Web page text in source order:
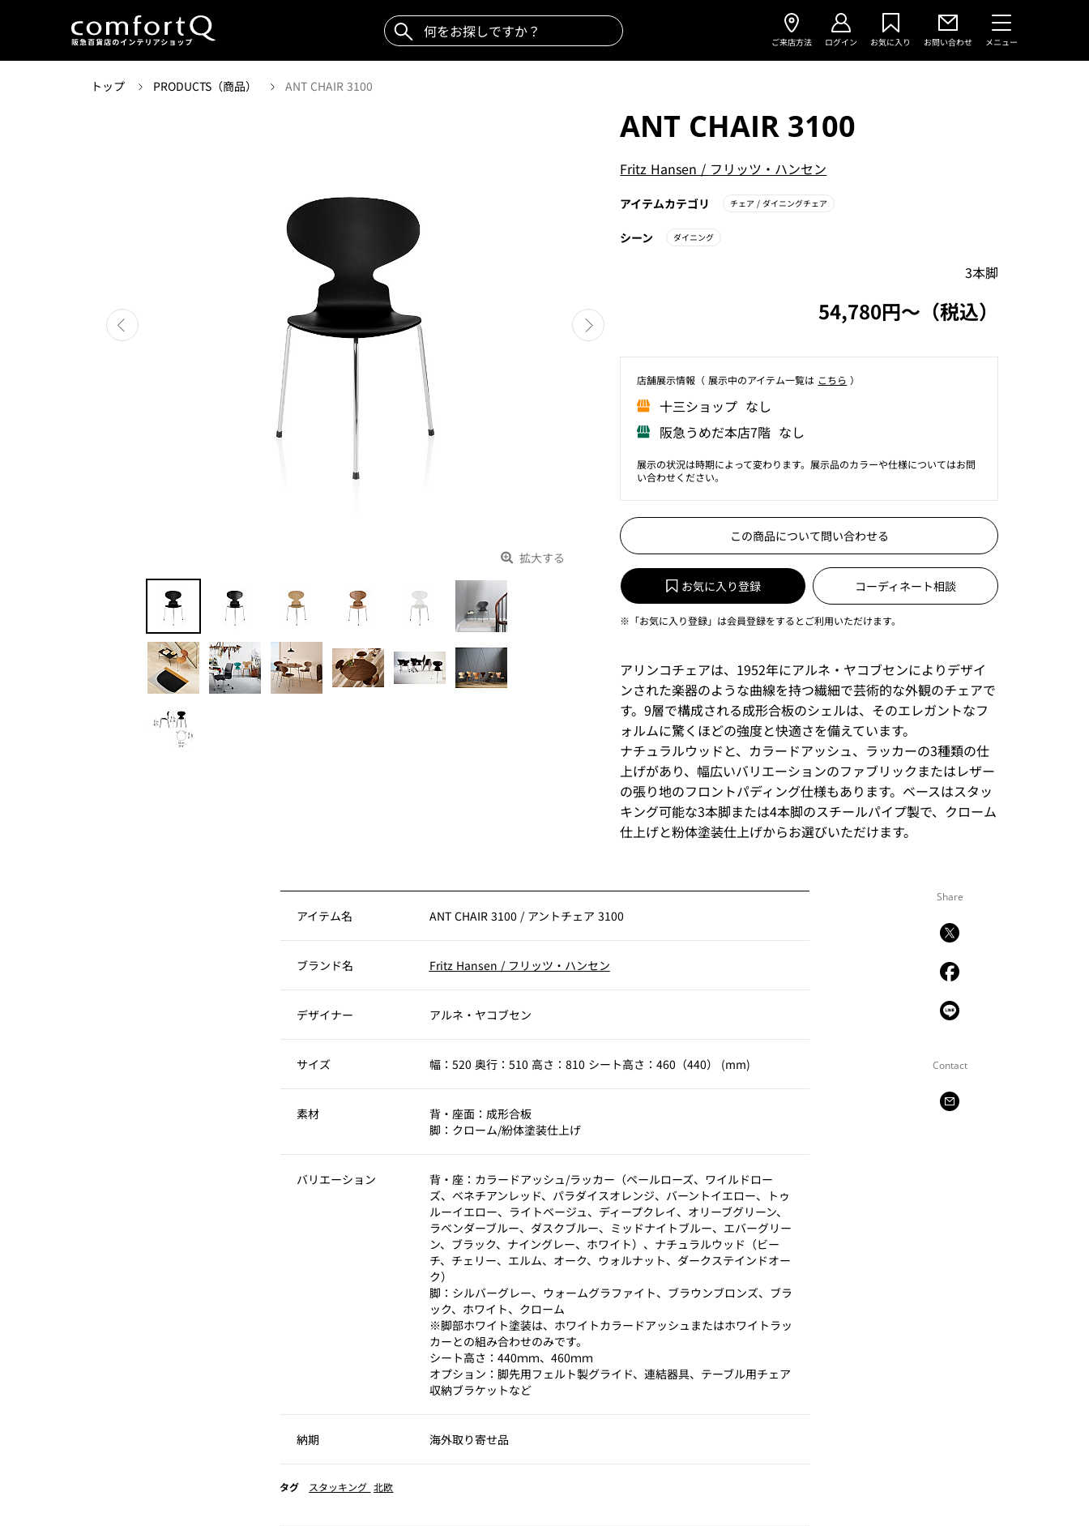
ご来店方法 ログイン お気に入り お問い合わせ メニュー
トップ PRODUCTS（商品） ANT CHAIR 3100
拡大する
ANT CHAIR 3100
Fritz Hansen / フリッツ・ハンセン
アイテムカテゴリ チェア/ ダイニングチェア
シーン ダイニング
3本脚
54,780円〜（税込）
店舗展⽰情報（ 展⽰中のアイテム⼀覧は こちら ）
⼗三ショップ なし
阪急うめだ本店7階 なし
展示の状況は時期によって変わります。展示品のカラーや仕様についてはお問
い合わせください。
この商品について問い合わせる
お気に入り登録 コーディネート相談
※「お気に入り登録」は会員登録をするとご利用いただけます。
アリンコチェアは、1952年にアルネ・ヤコブセンによりデザイ
ンされた楽器のような曲線を持つ繊細で芸術的な外観のチェアで
す。9層で構成される成形合板のシェルは、そのエレガントなフ
ォルムに驚くほどの強度と快適さを備えています。
ナチュラルウッドと、カラードアッシュ、ラッカーの3種類の仕
上げがあり、幅広いバリエーションのファブリックまたはレザー
の張り地のフロントパディング仕様もあります。ベースはスタッ
キング可能な3本脚または4本脚のスチールパイプ製で、クローム
仕上げと粉体塗装仕上げからお選びいただけます。
Share
Contact
アイテム名 ANT CHAIR 3100 / アントチェア 3100
ブランド名 Fritz Hansen / フリッツ・ハンセン
デザイナー アルネ・ヤコブセン
サイズ 幅：520 奥行：510 高さ：810 シート高さ：460（440） (mm)
素材
背・座面：成形合板
脚：クローム/紛体塗装仕上げ
バリエーション
背・座：カラードアッシュ/ラッカー（ペールローズ、ワイルドロー
ズ、ベネチアンレッド、パラダイスオレンジ、バーントイエロー、トゥ
ルーイエロー、ライトベージュ、ディープクレイ、オリーブグリーン、
ラベンダーブルー、ダスクブルー、ミッドナイトブルー、エバーグリー
ン、ブラック、ナイングレー、ホワイト）、ナチュラルウッド（ビー
チ、チェリー、エルム、オーク、ウォルナット、ダークステインドオー
ク）
脚：シルバーグレー、ウォームグラファイト、ブラウンブロンズ、ブラ
ック、ホワイト、クローム
※脚部ホワイト塗装は、ホワイトカラードアッシュまたはホワイトラッ
カーとの組み合わせのみです。
シート高さ：440ｍｍ、460ｍｍ
オプション：脚先用フェルト製グライド、連結器具、テーブル用チェア
収納ブラケットなど
納期 海外取り寄せ品
タグ スタッキング 北欧